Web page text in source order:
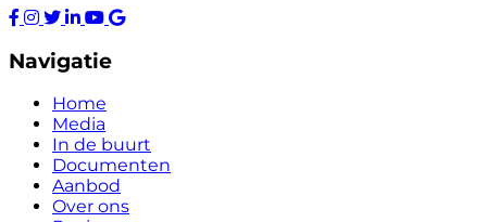
Navigatie
Home
Media
In de buurt
Documenten
Aanbod
Over ons